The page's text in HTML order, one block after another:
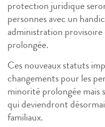
protection juridique
personnes avec un
administration provisoire
prolongée.
Ces nouveaux statuts
changements pour les
minorité prolongée
qui deviendront
familiaux.